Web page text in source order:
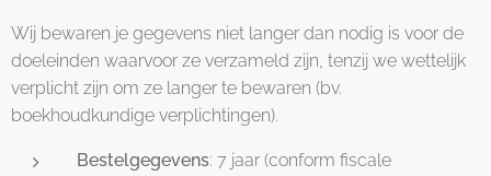
Wij bewaren je gegevens niet langer dan nodig is voor de
doeleinden waarvoor ze verzameld zijn, tenzij we wettelijk
verplicht zijn om ze langer te bewaren (bv.
boekhoudkundige verplichtingen).
Bestelgegevens: 7 jaar (conform fiscale